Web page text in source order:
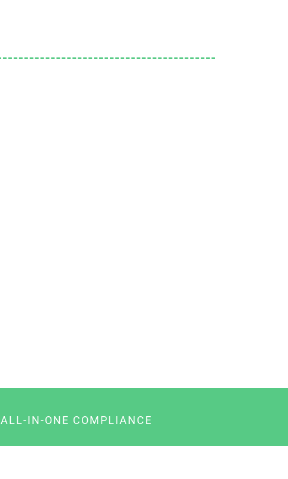
ALL-IN-ONE COMPLIANCE